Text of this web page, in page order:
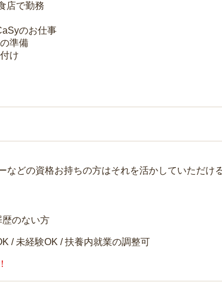
店で勤務
のお仕事
準備
け
などの資格お持ちの方はそれを活かしていただけ
のない方
/ 未経験OK / 扶養内就業の調整可